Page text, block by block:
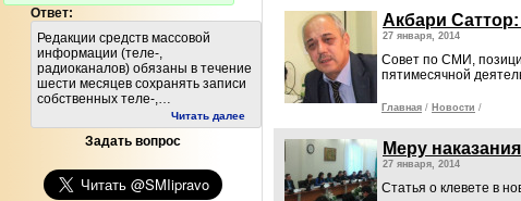
Ответ:
Редакции средств массовой
информации (теле-,
радиоканалов) обязаны в течение
шести месяцев сохранять записи
собственных теле-,…
Читать далее
Задать вопрос
Акбари
27 января, 2014
Совет по СМИ,
пятимесячной
Главная / Новости /
Меру
27 января, 2014
Статья о клевете в